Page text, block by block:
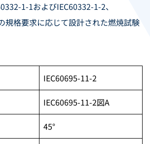
1-1およびIEC60332-1-2、
規格要求に応じて設計された燃焼試験
IEC60695-11-2
IEC60695-11-2図A
45°